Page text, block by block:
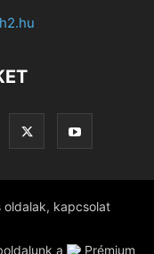
oldalak, kapcsolat
a Prémium